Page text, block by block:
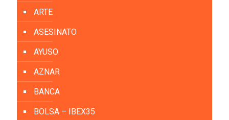
ARTE
ASESINATO
AYUSO
AZNAR
BANCA
BOLSA – IBEX35